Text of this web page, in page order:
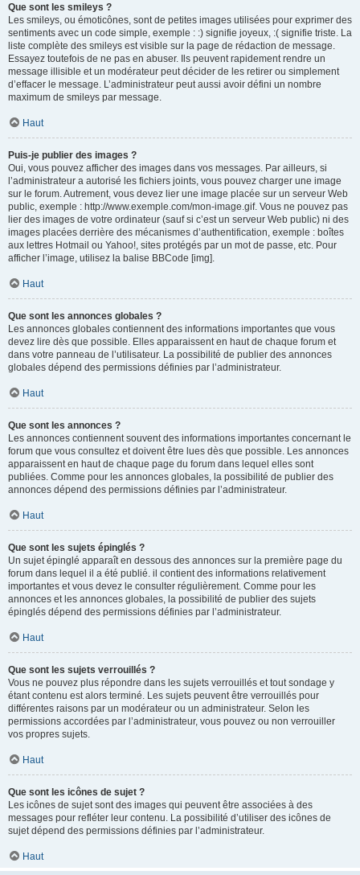
Que sont les smileys ?
Les smileys, ou émoticônes, sont de petites images utilisées pour exprimer des
sentiments avec un code simple, exemple : :) signifie joyeux, :( signifie triste. La
liste complète des smileys est visible sur la page de rédaction de message.
Essayez toutefois de ne pas en abuser. Ils peuvent rapidement rendre un
message illisible et un modérateur peut décider de les retirer ou simplement
d’effacer le message. L’administrateur peut aussi avoir défini un nombre
maximum de smileys par message.
Haut
Puis-je publier des images ?
Oui, vous pouvez afficher des images dans vos messages. Par ailleurs, si
l’administrateur a autorisé les fichiers joints, vous pouvez charger une image
sur le forum. Autrement, vous devez lier une image placée sur un serveur Web
public, exemple : http://www.exemple.com/mon-image.gif. Vous ne pouvez pas
lier des images de votre ordinateur (sauf si c’est un serveur Web public) ni des
images placées derrière des mécanismes d’authentification, exemple : boîtes
aux lettres Hotmail ou Yahoo!, sites protégés par un mot de passe, etc. Pour
afficher l’image, utilisez la balise BBCode [img].
Haut
Que sont les annonces globales ?
Les annonces globales contiennent des informations importantes que vous
devez lire dès que possible. Elles apparaissent en haut de chaque forum et
dans votre panneau de l’utilisateur. La possibilité de publier des annonces
globales dépend des permissions définies par l’administrateur.
Haut
Que sont les annonces ?
Les annonces contiennent souvent des informations importantes concernant le
forum que vous consultez et doivent être lues dès que possible. Les annonces
apparaissent en haut de chaque page du forum dans lequel elles sont
publiées. Comme pour les annonces globales, la possibilité de publier des
annonces dépend des permissions définies par l’administrateur.
Haut
Que sont les sujets épinglés ?
Un sujet épinglé apparaît en dessous des annonces sur la première page du
forum dans lequel il a été publié. il contient des informations relativement
importantes et vous devez le consulter régulièrement. Comme pour les
annonces et les annonces globales, la possibilité de publier des sujets
épinglés dépend des permissions définies par l’administrateur.
Haut
Que sont les sujets verrouillés ?
Vous ne pouvez plus répondre dans les sujets verrouillés et tout sondage y
étant contenu est alors terminé. Les sujets peuvent être verrouillés pour
différentes raisons par un modérateur ou un administrateur. Selon les
permissions accordées par l’administrateur, vous pouvez ou non verrouiller
vos propres sujets.
Haut
Que sont les icônes de sujet ?
Les icônes de sujet sont des images qui peuvent être associées à des
messages pour refléter leur contenu. La possibilité d’utiliser des icônes de
sujet dépend des permissions définies par l’administrateur.
Haut